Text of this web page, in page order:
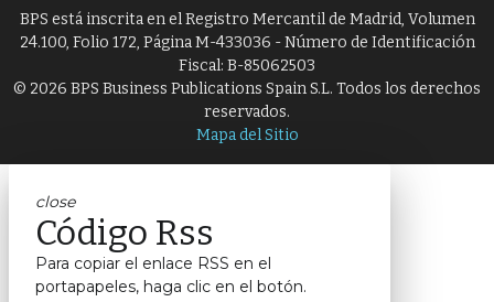
BPS está inscrita en el Registro Mercantil de Madrid, Volumen
24.100, Folio 172, Página M-433036 - Número de Identificación
Fiscal: B-85062503
© 2026 BPS Business Publications Spain S.L. Todos los derechos
reservados.
Mapa del Sitio
close
Código Rss
Para copiar el enlace RSS en el
portapapeles, haga clic en el botón.